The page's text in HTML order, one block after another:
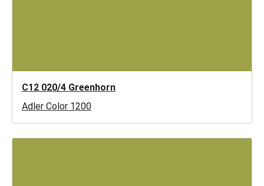
C12 020/4 Greenhorn
Adler Color 1200